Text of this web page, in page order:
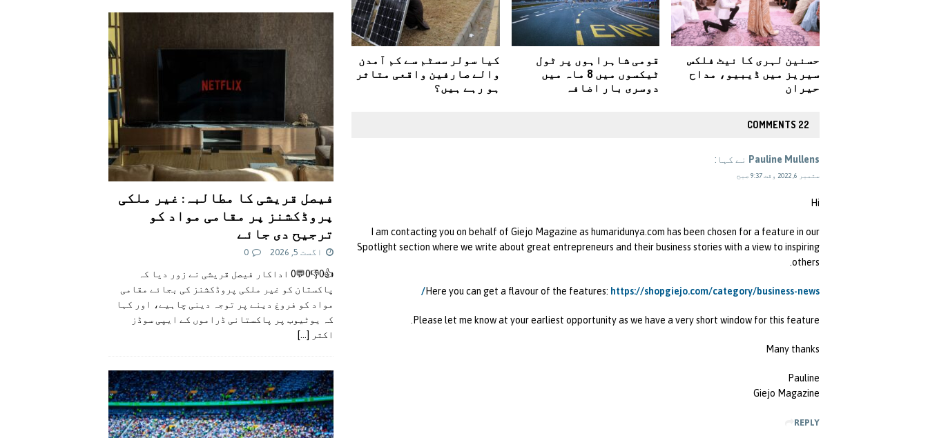
حسنین لہری کا نیٹ فلکس
سیریز میں ڈیبیو، مداح
حیران
قومی شاہراہوں پر ٹول
ٹیکسوں میں 8 ماہ میں
دوسری بار اضافہ
کیا سولر سسٹم سے کم آمدن
والے صارفین واقعی متاثر
ہو رہے ہیں؟
22 COMMENTS
Pauline Mullens نے کہا:
ستمبر 6, 2022 وقت 9:37 صبح
Hi
I am contacting you on behalf of Giejo Magazine as humaridunya.com has been chosen for a feature in our
Spotlight section where we write about great entrepreneurs and their business stories with a view to inspiring
others.
Here you can get a flavour of the features: https://shopgiejo.com/category/business-news/
Please let me know at your earliest opportunity as we have a very short window for this feature.
Many thanks
Pauline
Giejo Magazine
REPLY
فیصل قریشی کا مطالبہ: غیر ملکی
پروڈکشنز پر مقامی مواد کو
ترجیح دی جائے
اگست 5, 2026 0
👍0👎0💬0 اداکار فیصل قریشی نے زور دیا کہ
پاکستان کو غیر ملکی پروڈکشنز کی بجائے مقامی
مواد کو فروغ دینے پر توجہ دینی چاہیے، اور کہا
کہ یوٹیوب پر پاکستانی ڈراموں کے ایپی سوڈز
اکثر
[...]